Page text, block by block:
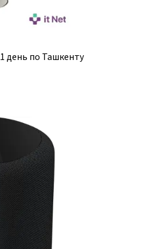
1 день по Ташкенту